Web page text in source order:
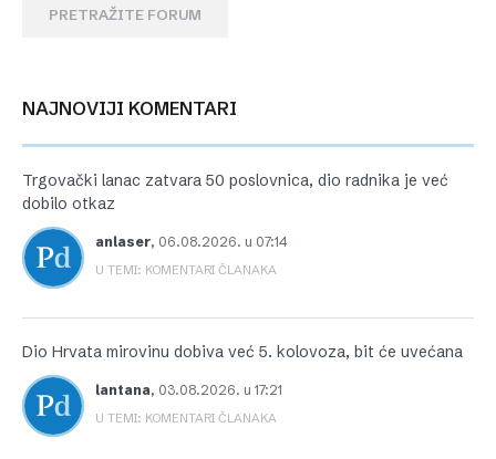
PRETRAŽITE FORUM
NAJNOVIJI KOMENTARI
Trgovački lanac zatvara 50 poslovnica, dio radnika je već
dobilo otkaz
anlaser, 06.08.2026. u 07:14
U TEMI: KOMENTARI ČLANAKA
Dio Hrvata mirovinu dobiva već 5. kolovoza, bit će uvećana
lantana, 03.08.2026. u 17:21
U TEMI: KOMENTARI ČLANAKA